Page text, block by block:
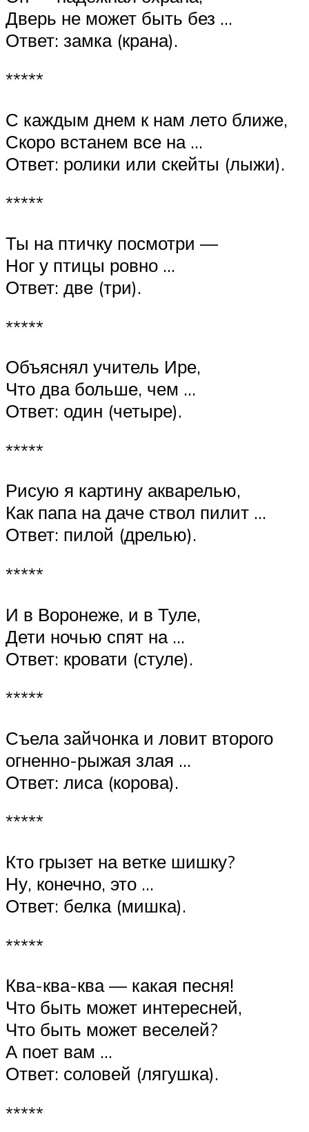
Дверь не может быть без …
Ответ: замка (крана).
*****
С каждым днем к нам лето ближе,
Скоро встанем все на …
Ответ: ролики или скейты (лыжи).
*****
Ты на птичку посмотри —
Ног у птицы ровно …
Ответ: две (три).
*****
Объяснял учитель Ире,
Что два больше, чем …
Ответ: один (четыре).
*****
Рисую я картину акварелью,
Как папа на даче ствол пилит …
Ответ: пилой (дрелью).
*****
И в Воронеже, и в Туле,
Дети ночью спят на …
Ответ: кровати (стуле).
*****
Съела зайчонка и ловит второго
огненно-рыжая злая …
Ответ: лиса (корова).
*****
Кто грызет на ветке шишку?
Ну, конечно, это …
Ответ: белка (мишка).
*****
Ква-ква-ква — какая песня!
Что быть может интересней,
Что быть может веселей?
А поет вам …
Ответ: соловей (лягушка).
*****